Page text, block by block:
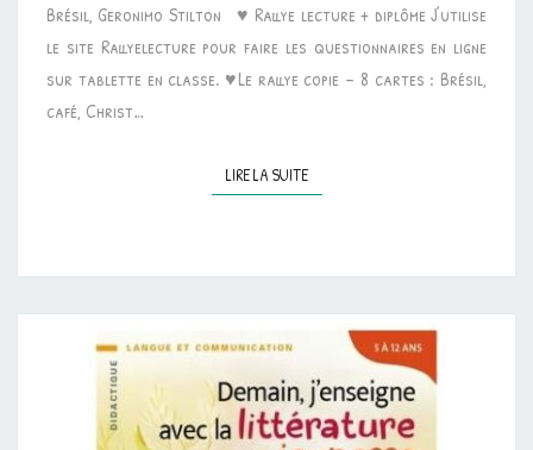
Brésil, Geronimo Stilton ♥ Rallye lecture + diplôme J’utilise
le site Rallyelecture pour faire les questionnaires en ligne
sur tablette en classe. ♥Le rallye copie – 8 cartes : Brésil,
café, Christ…
LIRE LA SUITELIRE LA SUITE